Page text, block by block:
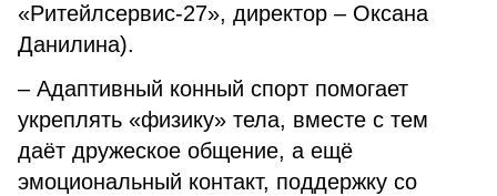
«Ритейлсервис-27», директор – Оксана
Данилина).
– Адаптивный конный спорт помогает
укреплять «физику» тела, вместе с тем
даёт дружеское общение, а ещё
эмоциональный контакт, поддержку со